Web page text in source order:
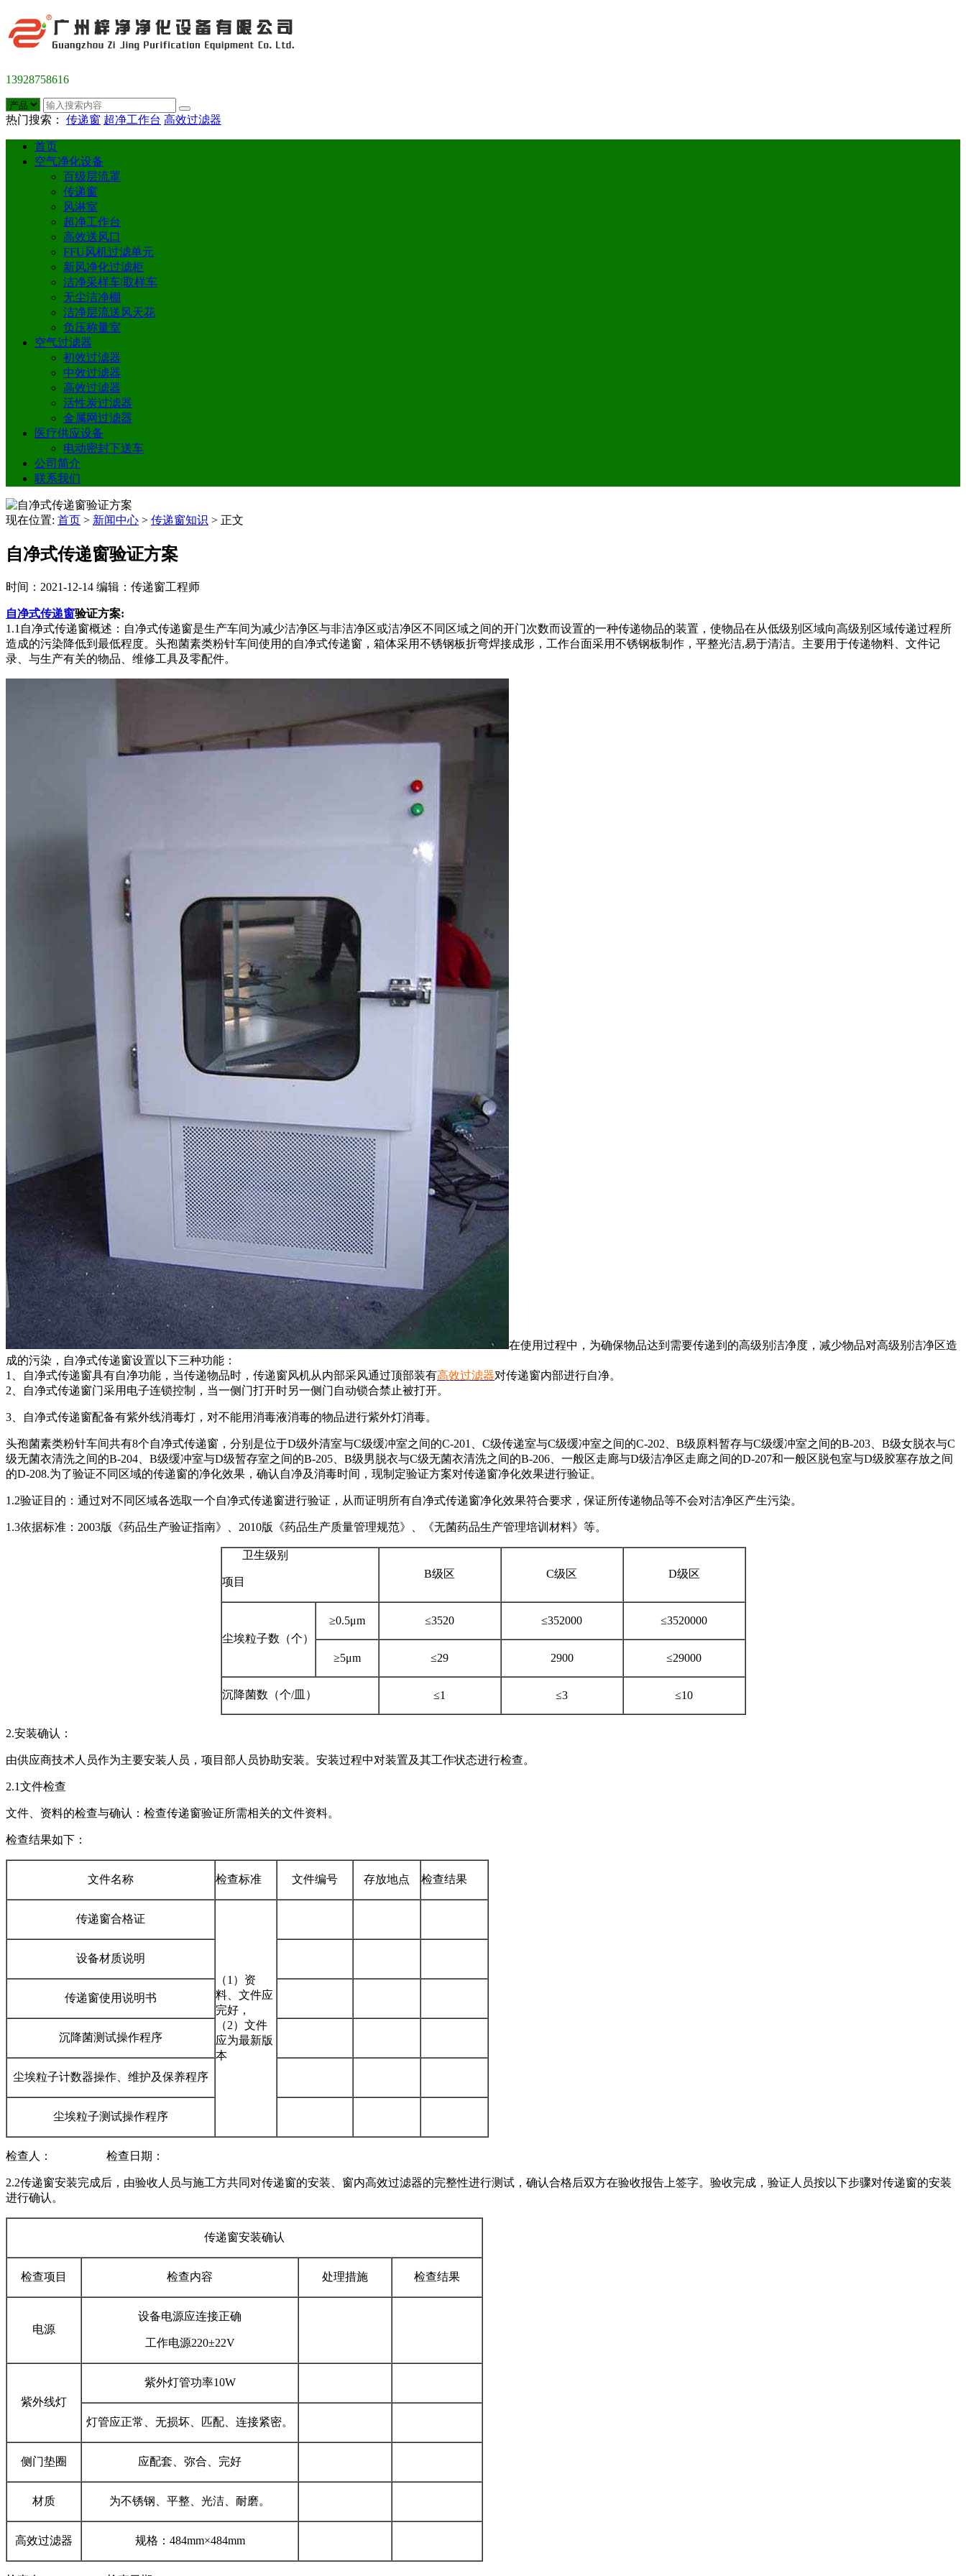
13928758616
热门搜索： 传递窗 超净工作台 高效过滤器
首页
空气净化设备
百级层流罩
传递窗
风淋室
超净工作台
高效送风口
FFU风机过滤单元
新风净化过滤柜
洁净采样车|取样车
无尘洁净棚
洁净层流送风天花
负压称量室
空气过滤器
初效过滤器
中效过滤器
高效过滤器
活性炭过滤器
金属网过滤器
医疗供应设备
电动密封下送车
公司简介
联系我们
现在位置: 首页 > 新闻中心 > 传递窗知识 > 正文
自净式传递窗验证方案
时间：2021-12-14 编辑：传递窗工程师
自净式传递窗验证方案:
1.1自净式传递窗概述：自净式传递窗是生产车间为减少洁净区与非洁净区或洁净区不同区域之间的开门次数而设置的一种传递物品的装置，使物品在从低级别区域向高级别区域传递过程所
造成的污染降低到最低程度。头孢菌素类粉针车间使用的自净式传递窗，箱体采用不锈钢板折弯焊接成形，工作台面采用不锈钢板制作，平整光洁,易于清洁。主要用于传递物料、文件记
录、与生产有关的物品、维修工具及零配件。
在使用过程中，为确保物品达到需要传递到的高级别洁净度，减少物品对高级别洁净区造
成的污染，自净式传递窗设置以下三种功能：
1、自净式传递窗具有自净功能，当传递物品时，传递窗风机从内部采风通过顶部装有高效过滤器对传递窗内部进行自净。
2、自净式传递窗门采用电子连锁控制，当一侧门打开时另一侧门自动锁合禁止被打开。
3、自净式传递窗配备有紫外线消毒灯，对不能用消毒液消毒的物品进行紫外灯消毒。
头孢菌素类粉针车间共有8个自净式传递窗，分别是位于D级外清室与C级缓冲室之间的C-201、C级传递室与C级缓冲室之间的C-202、B级原料暂存与C级缓冲室之间的B-203、B级女脱衣与C
级无菌衣清洗之间的B-204、B级缓冲室与D级暂存室之间的B-205、B级男脱衣与C级无菌衣清洗之间的B-206、一般区走廊与D级洁净区走廊之间的D-207和一般区脱包室与D级胶塞存放之间
的D-208.为了验证不同区域的传递窗的净化效果，确认自净及消毒时间，现制定验证方案对传递窗净化效果进行验证。
1.2验证目的：通过对不同区域各选取一个自净式传递窗进行验证，从而证明所有自净式传递窗净化效果符合要求，保证所传递物品等不会对洁净区产生污染。
1.3依据标准：2003版《药品生产验证指南》、2010版《药品生产质量管理规范》、《无菌药品生产管理培训材料》等。
卫生级别
项目
B级区 C级区 D级区
尘埃粒子数（个）
≥0.5μm ≤3520 ≤352000 ≤3520000
≥5μm ≤29 2900 ≤29000
沉降菌数（个/皿） ≤1 ≤3 ≤10
2.安装确认：
由供应商技术人员作为主要安装人员，项目部人员协助安装。安装过程中对装置及其工作状态进行检查。
2.1文件检查
文件、资料的检查与确认：检查传递窗验证所需相关的文件资料。
检查结果如下：
文件名称 检查标准 文件编号 存放地点 检查结果
传递窗合格证
（1）资
料、文件应
完好，
（2）文件
应为最新版
本
设备材质说明
传递窗使用说明书
沉降菌测试操作程序
尘埃粒子计数器操作、维护及保养程序
尘埃粒子测试操作程序
检查人： 检查日期：
2.2传递窗安装完成后，由验收人员与施工方共同对传递窗的安装、窗内高效过滤器的完整性进行测试，确认合格后双方在验收报告上签字。验收完成，验证人员按以下步骤对传递窗的安装
进行确认。
传递窗安装确认
检查项目 检查内容 处理措施 检查结果
电源
设备电源应连接正确
工作电源220±22V
紫外线灯
紫外灯管功率10W
灯管应正常、无损坏、匹配、连接紧密。
侧门垫圈 应配套、弥合、完好
材质 为不锈钢、平整、光洁、耐磨。
高效过滤器 规格：484mm×484mm